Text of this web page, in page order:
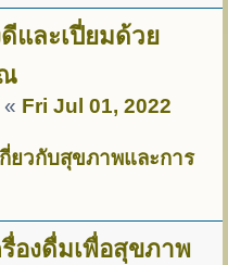
และเปี่ยมด้วย
« Fri Jul 01, 2022
ยวกับสุขภาพและการ
องดื่มเพื่อสุขภาพ